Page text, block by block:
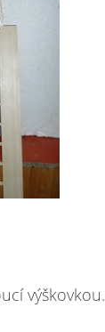
výškovkou.